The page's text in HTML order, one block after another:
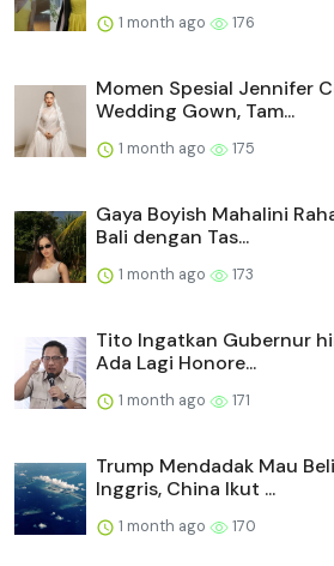
1 month ago 176
Momen Spesial Jennifer
Wedding Gown, Tam...
1 month ago 175
Gaya Boyish Mahalini
Bali dengan Tas...
1 month ago 173
Tito Ingatkan Gubernur
Ada Lagi Honore...
1 month ago 171
Trump Mendadak Mau
Inggris, China Ikut ...
1 month ago 170